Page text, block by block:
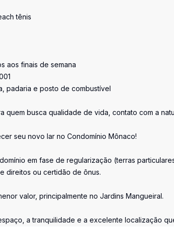
tênis
aos finais de semana
padaria e posto de combustível
quem busca qualidade de vida, contato com a
seu novo lar no Condomínio Mônaco!
em fase de regularização (terras
direitos ou certidão de ônus.
valor, principalmente no Jardins Mangueiral.
a tranquilidade e a excelente localização